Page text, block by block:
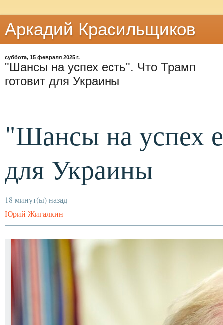
Аркадий Красильщиков
суббота, 15 февраля 2025 г.
"Шансы на успех есть". Что Трамп
готовит для Украины
"Шансы на успех
для Украины
18 минут(ы) назад
Юрий Жигалкин